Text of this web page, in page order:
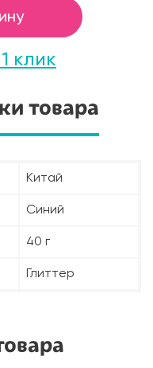
клик
товара
Китай
Синий
40 г
Глиттер